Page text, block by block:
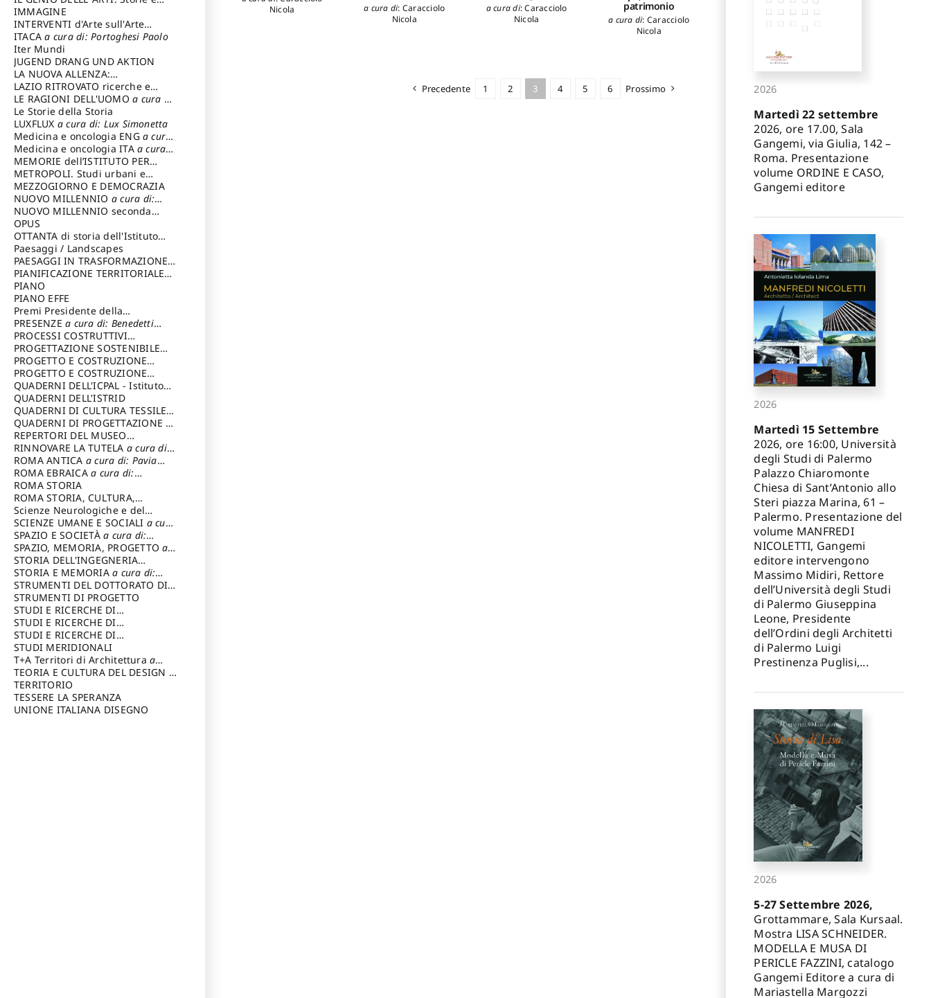
Nicola
a cura di: Caracciolo
Nicola
a cura di:Caracciolo
Nicola
patrimonio
a cura di: Caracciolo
Nicola
Precedente 1 2 3 4 5 6 Prossimo
interpretazione
IMMAGINE
INTERVENTI d'Arte sull'Arte
dedicata alla cultura della
conservazione d’arte
Fondazione Paola Droghetti onlus
ITACAa cura di: Portoghesi Paolo
Iter Mundi
JUGEND DRANG UND AKTION
LA NUOVA ALLENZA:
ARCHITETTURA & AMBIENTE
LAZIO RITROVATO ricerche e
restauri
LE RAGIONI DELL'UOMOa cura di:
Lombardi Satriani Luigi
Le Storie della Storia
LUXFLUX a cura di: Lux Simonetta
Medicina e oncologia ENG a cura
di: Lopez Massimo
Medicina e oncologia ITA a cura
di: Lopez Massimo
MEMORIE dell’ISTITUTO PER
STORIA DEL RISORGIMENTO
METROPOLI. Studi urbani e
regionali
MEZZOGIORNO E DEMOCRAZIA
NUOVO MILLENNIO a cura di:
Capaldo Pellegrino
NUOVO MILLENNIO seconda
serie
Francesco
OPUS
OTTANTA di storia dell'Istituto
storia dell’Istitutoa cura di:
Cavalieri Patrizia
Paesaggi / Landscapes
PAESAGGI IN TRASFORMAZIONEa
cura di: Corti Enrico A.
PIANIFICAZIONE TERRITORIALE
URBANISTICA ED AMBIENTALE
cura di: Costa Enrico
PIANO
PIANO EFFE
Premi Presidente della
Repubblica
PRESENZEa cura di: Benedetti
Sandro
PROCESSI COSTRUTTIVI
DELL'ARCHITETTURAa cura di:
Ippoliti Alessandro
PROGETTAZIONE SOSTENIBILE
PARTECIPATA
PROGETTO E COSTRUZIONE
DELL’ARCHITETTURA
PROGETTO E COSTRUZIONE
SOSTENIBILE
QUADERNI DELL'ICPAL - Istituto
centrale per il restauro e la
conservazione del patrimonio
archivistico e librario
QUADERNI DELL'ISTRID
QUADERNI DI CULTURA TESSILEa
cura di: Crispolti Livia
QUADERNI DI PROGETTAZIONE a
cura di: Giura Longo Tommaso
REPERTORI DEL MUSEO
CENTRALE DEL RISORGIMENTOa
cura di: Pizzo Marco
RINNOVARE LA TUTELA a cura di:
Cicalò Enrico
ROMA ANTICA a cura di: Pavia
Carlo
ROMA EBRAICAa cura di:
Procaccia Claudio
ROMA STORIA
ROMA STORIA, CULTURA,
IMMAGINEa cura di: Fagiolo
Marcello
Scienze Neurologiche e del
Comportamento
SCIENZE UMANE E SOCIALI a cura
di: Iannizzi Salvatore
SPAZIO E SOCIETÀa cura di:
Cassetti Roberto
SPAZIO, MEMORIA, PROGETTOa
cura di: Rossi Massimo
STORIA DELL'INGEGNERIA
STRUTTURALE IN ITALIAa cura di:
Poretti Sergio
STORIA E MEMORIAa cura di:
Rossi Lauro
STRUMENTI DEL DOTTORATO DI
RICERCA IN RILIEVO E
RAPPRESENTAZIONE
DELL’ARCHITETTURA E
DELL’AMBIENTEa cura di: Migliari
Riccardo
STRUMENTI DI PROGETTO
STUDI E RICERCHE DI
ARCHEOLOGIA IN SICILIA
di: Pelagatti Paola
STUDI E RICERCHE DI
ARCHITETTURA del Dipartimento
di Architettura Università degli
Studi G. d' Annunzio
STUDI E RICERCHE DI
ARCHITETTURA del Dipartimento
di Architettura Università degli
Studi G. d' Annunzio, Chieti-
Pescaraa cura di: Fusero Paolo
STUDI MERIDIONALI
T+A Territori di Architetturaa
cura di: Ramazzotti Luigi
TEORIA E CULTURA DEL DESIGN a
cura di: Furlanis Giuseppe
TERRITORIO
TESSERE LA SPERANZA
UNIONE ITALIANA DISEGNO
2026
Martedì 22 settembre
2026, ore 17.00, Sala
Gangemi, via Giulia, 142 –
Roma. Presentazione
volume ORDINE E CASO,
Gangemi editore
2026
Martedì 15 Settembre
2026, ore 16:00, Università
degli Studi di Palermo
Palazzo Chiaromonte
Chiesa di Sant’Antonio allo
Steri piazza Marina, 61 –
Palermo. Presentazione del
volume MANFREDI
NICOLETTI, Gangemi
editore intervengono
Massimo Midiri, Rettore
dell’Università degli Studi
di Palermo Giuseppina
Leone, Presidente
dell’Ordini degli Architetti
di Palermo Luigi
Prestinenza Puglisi,...
2026
5-27 Settembre 2026,
Grottammare, Sala Kursaal.
Mostra LISA SCHNEIDER.
MODELLA E MUSA DI
PERICLE FAZZINI, catalogo
Gangemi Editore a cura di
Mariastella Margozzi